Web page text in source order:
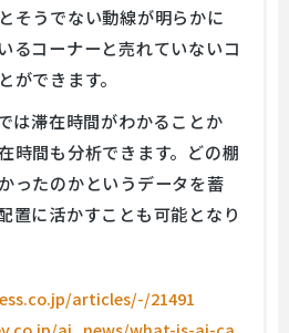
そうでない動線が明らかに
るコーナーと売れていないコ
ができます。
は滞在時間がわかることか
時間も分析できます。どの棚
ったのかというデータを蓄
置に活かすことも可能となり
articles/-/21491